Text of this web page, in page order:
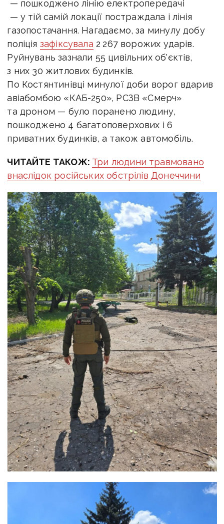
— пошкоджено лінію електропередачі
— у тій самій локації постраждала і лінія
газопостачання. Нагадаємо, за минулу добу
поліція зафіксувала 2 267 ворожих ударів.
Руйнувань зазнали 55 цивільних об'єктів,
з них 30 житлових будинків.
По Костянтинівці минулої доби ворог вдарив
авіабомбою «КАБ-250», РСЗВ «Смерч»
та дроном — було поранено людину,
пошкоджено 4 багатоповерхових і 6
приватних будинків, а також автомобіль.
ЧИТАЙТЕ ТАКОЖ: Три людини травмовано
внаслідок російських обстрілів Донеччини